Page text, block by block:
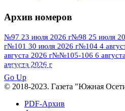
№95 7 августа 2012 г
№95 28 июля 2016 г
2013 г№96 6 июля 2017
2012 г №96 28 июля 2015 г
№96+97 30 июля 2016
№97 11
Архив номеров
№97 23 июля 2026 г№98 25 июля
г№101 30 июля 2026 г№104 4
августа 2026 г№№105-106 6
августа 2026 г
ПОСМОТРЕТЬ ВСЕ
Go Up
© 2018-2023. Газета "Южная
PDF-Архив